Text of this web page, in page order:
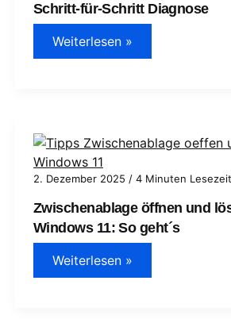
Schritt‑für‑Schritt Diagnose
PC
startet
nicht
Schritt‑für‑Schritt
Diagnose
Weiterlesen »
2. Dezember 2025 / 4 Minuten Lesezeit
Zwischenablage öffnen und
Windows 11: So geht´s
Zwischenablage
öffnen
und
Weiterlesen »